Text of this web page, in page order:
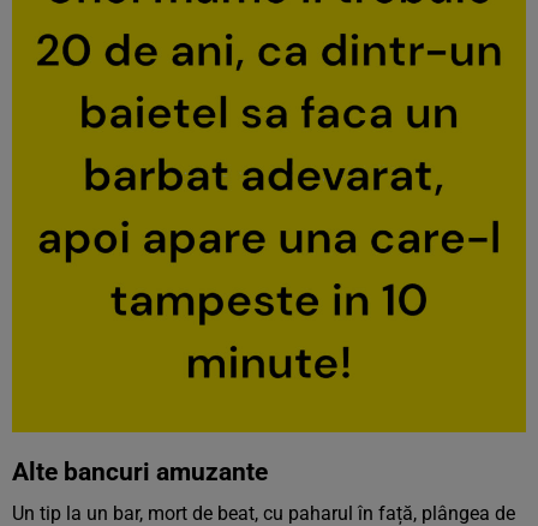
Alte bancuri amuzante
Un tip la un bar, mort de beat, cu paharul în față, plângea de